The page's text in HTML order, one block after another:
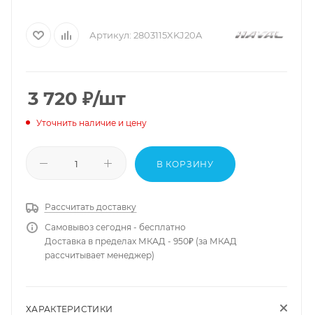
Артикул: 2803115XKJ20A
3 720 ₽/шт
Уточнить наличие и цену
В КОРЗИНУ
Рассчитать доставку
Самовывоз сегодня - бесплатно
Доставка в пределах МКАД - 950₽ (за МКАД
рассчитывает менеджер)
ХАРАКТЕРИСТИКИ